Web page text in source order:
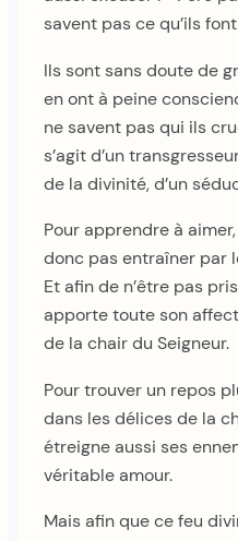
savent pas ce qu’ils font
Ils sont sans doute de
en ont à peine
ne savent pas qui ils
s’agit d’un
de la divinité, d’un
Pour apprendre à
donc pas entraîner par
Et afin de n’être pas
apporte toute son
de la chair du Seigneur.
Pour trouver un repos
dans les délices de la
étreigne aussi ses
véritable amour.
Mais afin que ce feu